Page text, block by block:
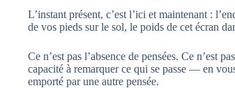
L’instant présent, c’est l’ici et maintenant :
de vos pieds sur le sol, le poids de cet écran
Ce n’est pas l’absence de pensées. Ce n’est
capacité à remarquer ce qui se passe — en
emporté par une autre pensée.